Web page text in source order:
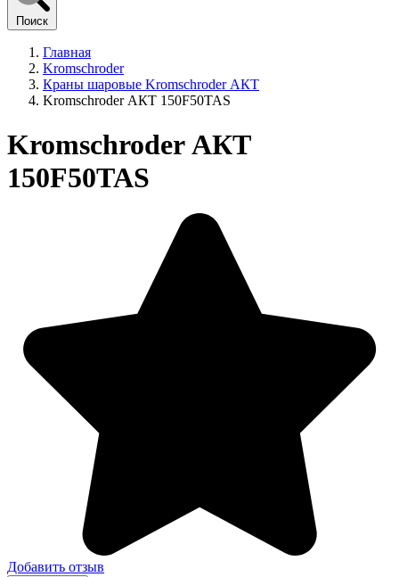
Поиск
Главная
Kromschroder
Краны шаровые Kromschroder АКТ
Kromschroder АКТ 150F50TAS
Kromschroder АКТ
150F50TAS
Добавить отзыв